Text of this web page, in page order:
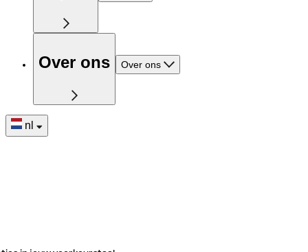
Over ons Over ons
nl